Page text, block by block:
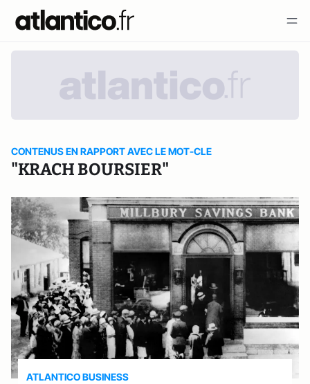
CONTENUS EN RAPPORT AVEC LE MOT-CLE
"KRACH BOURSIER"
ATLANTICO BUSINESS